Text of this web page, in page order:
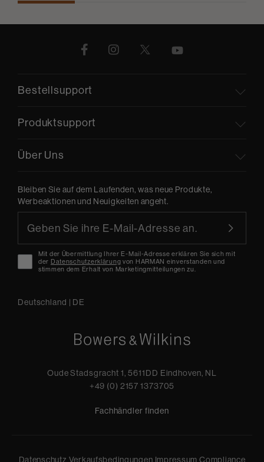
Bestellsupport
Produktsupport
Über Uns
Bleiben Sie auf dem Laufenden, was neue Produkte,
Werbeaktionen und Neuigkeiten angeht.
Mit der Übermittlung Ihrer E-Mail-Adresse erklären Sie sich mit
der Datenschutzerklärung von HARMAN einverstanden und
stimmen dem Erhalt von Marketingmitteilungen zu.
Deutschland | DE
Oude Stadsgracht 1, 5611DD Eindhoven, NL
+49 (0) 2157 1373705
Fachhändler finden
Datenschutz Verkaufsbedingungen Impressum Compliance